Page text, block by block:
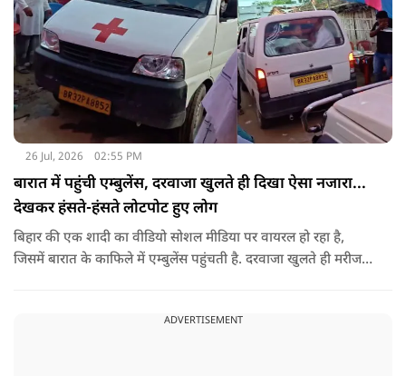
26 Jul, 2026 02:55 PM
बारात में पहुंची एम्बुलेंस, दरवाजा खुलते ही दिखा ऐसा नजारा...
देखकर हंसते-हंसते लोटपोट हुए लोग
बिहार की एक शादी का वीडियो सोशल मीडिया पर वायरल हो रहा है,
जिसमें बारात के काफिले में एम्बुलेंस पहुंचती है. दरवाजा खुलते ही मरीज
ADVERTISEMENT